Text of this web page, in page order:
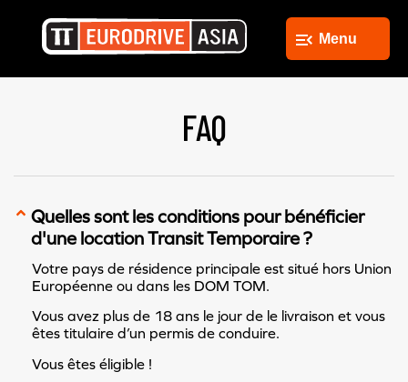
Menu
FAQ
Quelles sont les conditions pour bénéficier
d'une location Transit Temporaire ?
Votre pays de résidence principale est situé hors Union
Européenne ou dans les DOM TOM.
Vous avez plus de 18 ans le jour de le livraison et vous
êtes titulaire d’un permis de conduire.
Vous êtes éligible !